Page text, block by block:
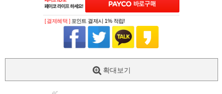
[ 결제혜택 ] 포인트 결제시 1% 적립!
확대보기